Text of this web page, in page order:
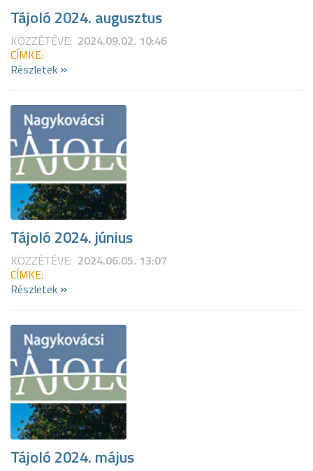
Tájoló 2024. augusztus
KÖZZÉTÉVE: 2024.09.02. 10:46
CÍMKE:
Részletek »
Tájoló 2024. június
KÖZZÉTÉVE: 2024.06.05. 13:07
CÍMKE:
Részletek »
Tájoló 2024. május